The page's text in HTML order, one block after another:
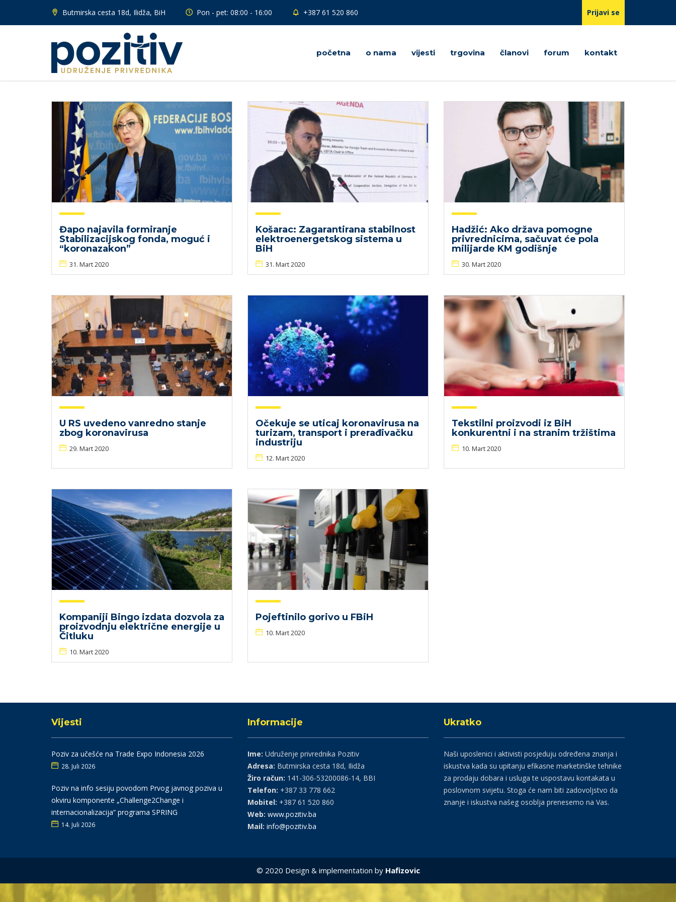
Butmirska cesta 18d, Ilidža, BiH Pon - pet: 08:00 - 16:00 +387 61 520 860 Prijavi se
početna o nama vijesti trgovina članovi forum kontakt
Đapo najavila formiranje
Stabilizacijskog fonda, moguć i
“koronazakon”
31. Mart 2020
Košarac: Zagarantirana stabilnost
elektroenergetskog sistema u
BiH
31. Mart 2020
Hadžić: Ako država pomogne
privrednicima, sačuvat će pola
milijarde KM godišnje
30. Mart 2020
U RS uvedeno vanredno stanje
zbog koronavirusa
29. Mart 2020
Očekuje se uticaj koronavirusa na
turizam, transport i prerađivačku
industriju
12. Mart 2020
Tekstilni proizvodi iz BiH
konkurentni i na stranim tržištima
10. Mart 2020
Kompaniji Bingo izdata dozvola za
proizvodnju električne energije u
Čitluku
10. Mart 2020
Pojeftinilo gorivo u FBiH
10. Mart 2020
Vijesti
Poziv za učešće na Trade Expo Indonesia 2026
28. Juli 2026
Poziv na info sesiju povodom Prvog javnog poziva u
okviru komponente „Challenge2Change i
internacionalizacija“ programa SPRING
14. Juli 2026
Informacije
Ime: Udruženje privrednika Pozitiv
Adresa: Butmirska cesta 18d, Ilidža
Žiro račun: 141-306-53200086-14, BBI
Telefon: +387 33 778 662
Mobitel: +387 61 520 860
Web: www.pozitiv.ba
Mail: info@pozitiv.ba
Ukratko
Naši uposlenici i aktivisti posjeduju određena znanja i
iskustva kada su upitanju efikasne marketinške tehnike
za prodaju dobara i usluga te uspostavu kontakata u
poslovnom svijetu. Stoga će nam biti zadovoljstvo da
znanje i iskustva našeg osoblja prenesemo na Vas.
© 2020 Design & implementation by Hafizovic